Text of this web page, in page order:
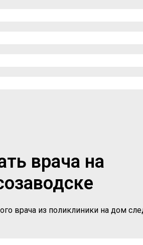
врача на
врача из поликлиники на дом